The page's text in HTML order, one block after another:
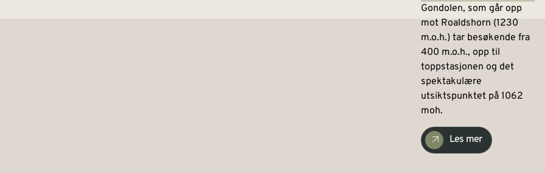
Gondolen, som går opp
mot Roaldshorn (1230
m.o.h.) tar besøkende fra
400 m.o.h., opp til
toppstasjonen og det
spektakulære
utsiktspunktet på 1062
moh.
Les mer